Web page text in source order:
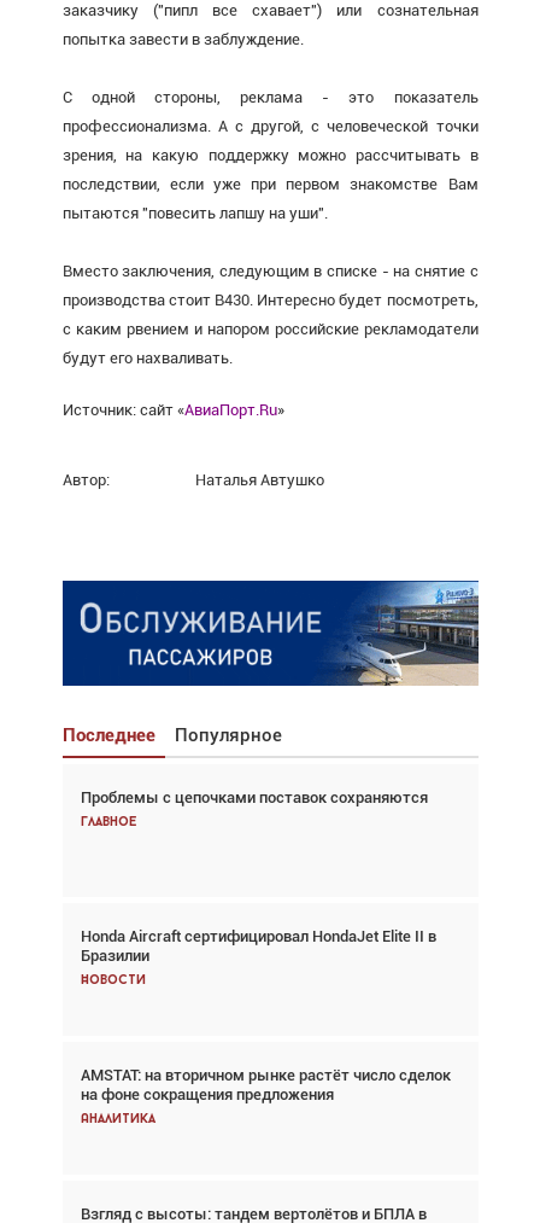
заказчику ("пипл все схавает") или сознательная
попытка завести в заблуждение.
С одной стороны, реклама - это показатель
профессионализма. А с другой, с человеческой точки
зрения, на какую поддержку можно рассчитывать в
последствии, если уже при первом знакомстве Вам
пытаются "повесить лапшу на уши".
Вместо заключения, следующим в списке - на снятие с
производства стоит В430. Интересно будет посмотреть,
с каким рвением и напором российские рекламодатели
будут его нахваливать.
Источник: сайт «АвиаПорт.Ru»
Автор: Наталья Автушко
Последнее Популярное
Проблемы с цепочками поставок сохраняются
Главное
Honda Aircraft сертифицировал HondaJet Elite II в
Бразилии
Новости
AMSTAT: на вторичном рынке растёт число сделок
на фоне сокращения предложения
Аналитика
Взгляд с высоты: тандем вертолётов и БПЛА в
Взгляд с высоты: тандем вертолётов и БПЛА в
спасательных операциях
Авиационный фотограф Дэйв Кох: «Фотография
говорит сама за себя... а ИИ всё портит»
Новости
Проблемы с цепочками поставок сохраняются
Аналитика
Частный самолёт – это актив. Подходите к